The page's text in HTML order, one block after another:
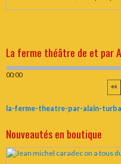
La ferme théâtre de et par
00:00
la-ferme-theatre-par-alain-
Nouveautés en boutique